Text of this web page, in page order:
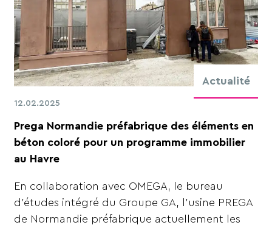
Actualité
12.02.2025
Prega Normandie préfabrique des éléments en
béton coloré pour un programme immobilier
au Havre
En collaboration avec OMEGA, le bureau
d’études intégré du Groupe GA, l’usine PREGA
de Normandie préfabrique actuellement les